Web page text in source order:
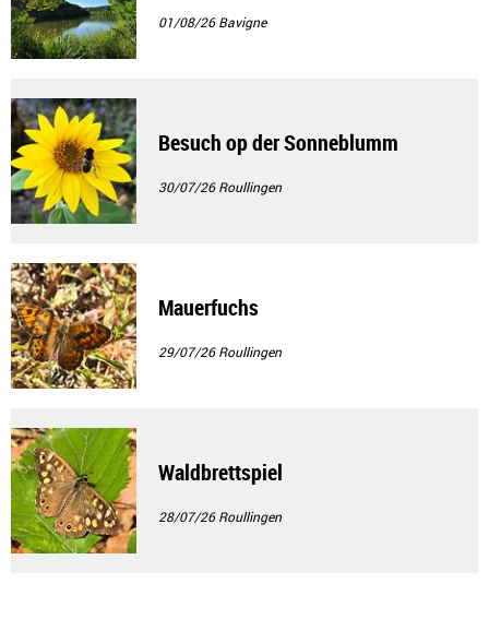
01/08/26Bavigne
Besuch op der Sonneblumm
30/07/26Roullingen
Mauerfuchs
29/07/26Roullingen
Waldbrettspiel
28/07/26Roullingen